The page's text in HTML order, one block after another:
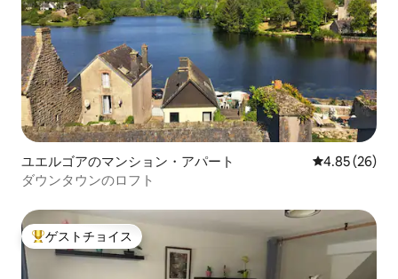
ユエルゴアのマンション・アパート レビュー26
4.85 (26)
ダウンタウンのロフト
大好評のゲストチョイスです。
ゲストチョイス